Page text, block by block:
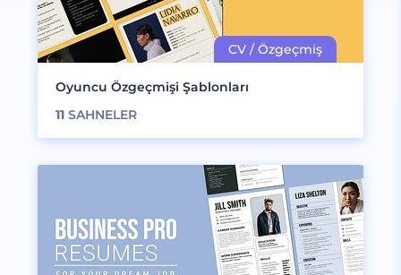
Oyuncu Özgeçmişi Şablonları
11 SAHNELER